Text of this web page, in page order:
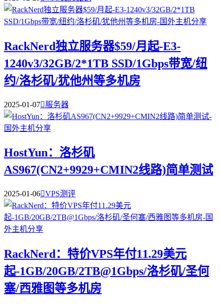
RackNerd独立服务器$59/月起-E3-
1240v3/32GB/2*1TB SSD/1Gbps带宽/纽
约/洛杉矶/犹他州等多机房
2025-01-07服务器
HostYun：洛杉矶
AS967(CN2+9929+CMIN2线路)简单测试
2025-01-06VPS测评
RackNerd：特价VPS年付11.29美元
起-1GB/20GB/2TB@1Gbps/洛杉矶/圣何
塞/西雅图等多机房